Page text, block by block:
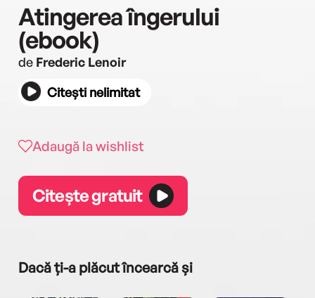
Atingerea îngerului
(ebook)
de Frederic Lenoir
Citești nelimitat
Adaugă la wishlist
Citește gratuit
Dacă ți-a plăcut încearcă și